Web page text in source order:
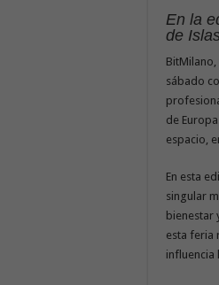
En la
de
sábado
de
espacio,
En esta
singular
bienestar
esta feria
influencia